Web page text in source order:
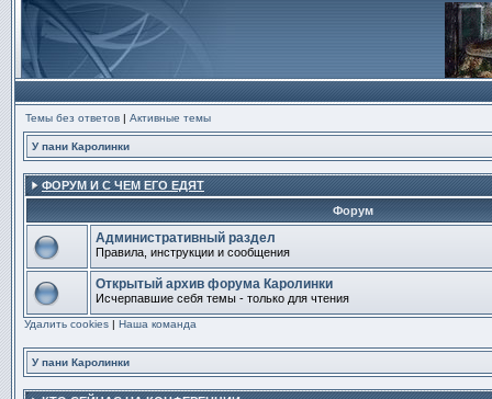
Темы без ответов | Активные темы
У пани Каролинки
ФОРУМ И С ЧЕМ ЕГО ЕДЯТ
Форум
Нет
непрочитанных
сообщений
Административный раздел
Правила, инструкции и сообщения
Нет
непрочитанных
Открытый архив форума Каролинки
Исчерпавшие себя темы - только для чтения
Удалить cookies | Наша команда
У пани Каролинки